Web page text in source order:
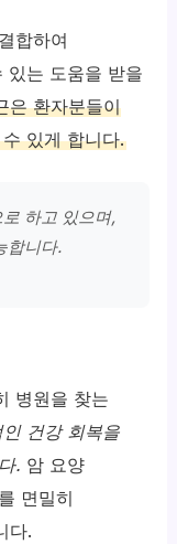
합하여
있는 도움을 받을
은 환자분들이
있게 합니다.
하고 있으며,
합니다.
병원을 찾는
인 건강 회복을
. 암 요양
면밀히
다.